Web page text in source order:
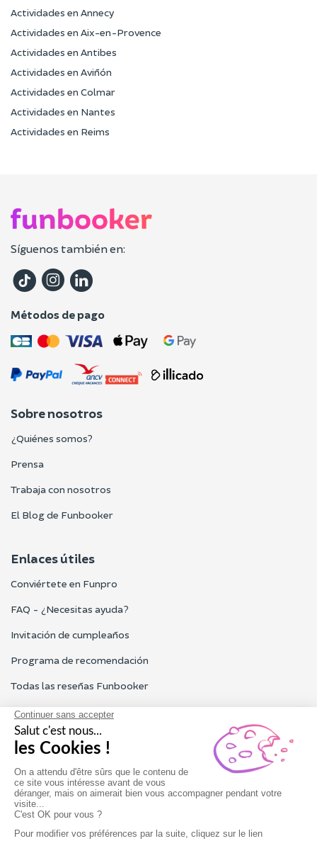
Actividades en Annecy
Actividades en Aix-en-Provence
Actividades en Antibes
Actividades en Aviñón
Actividades en Colmar
Actividades en Nantes
Actividades en Reims
Síguenos también en:
Métodos de pago
Sobre nosotros
¿Quiénes somos?
Prensa
Trabaja con nosotros
El Blog de Funbooker
Enlaces útiles
Conviértete en Funpro
FAQ - ¿Necesitas ayuda?
Invitación de cumpleaños
Programa de recomendación
Todas las reseñas Funbooker
Contacta con nosotros
Nuestro servicio al cliente está abierto de lunes a viernes de 9h
a 18h
Contacta con nosotros